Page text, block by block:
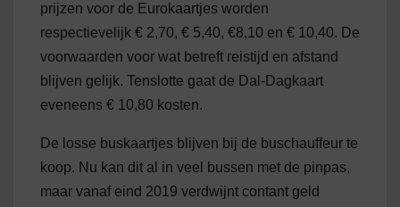
prijzen voor de Eurokaartjes worden
respectievelijk € 2,70, € 5,40, €8,10 en € 10,40. De
voorwaarden voor wat betreft reistijd en afstand
blijven gelijk. Tenslotte gaat de Dal-Dagkaart
eveneens € 10,80 kosten.
De losse buskaartjes blijven bij de buschauffeur te
koop. Nu kan dit al in veel bussen met de pinpas,
maar vanaf eind 2019 verdwijnt contant geld